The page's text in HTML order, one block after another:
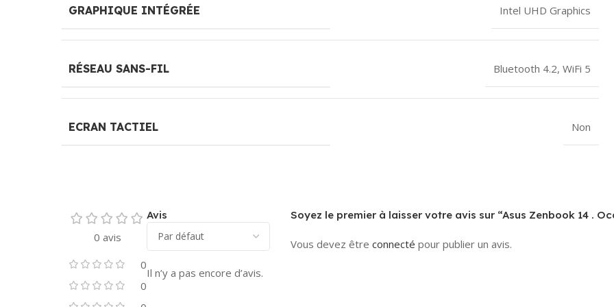
GRAPHIQUE INTÉGRÉE Intel UHD Graphics
RÉSEAU SANS-FIL Bluetooth 4.2, WiFi 5
ECRAN TACTIEL Non
0 avis
0
0
Avis
Il n’y a pas encore d’avis.
Soyez le premier à laisser votre avis sur “Asus Zenbook 14 .
Vous devez être connecté pour publier un avis.